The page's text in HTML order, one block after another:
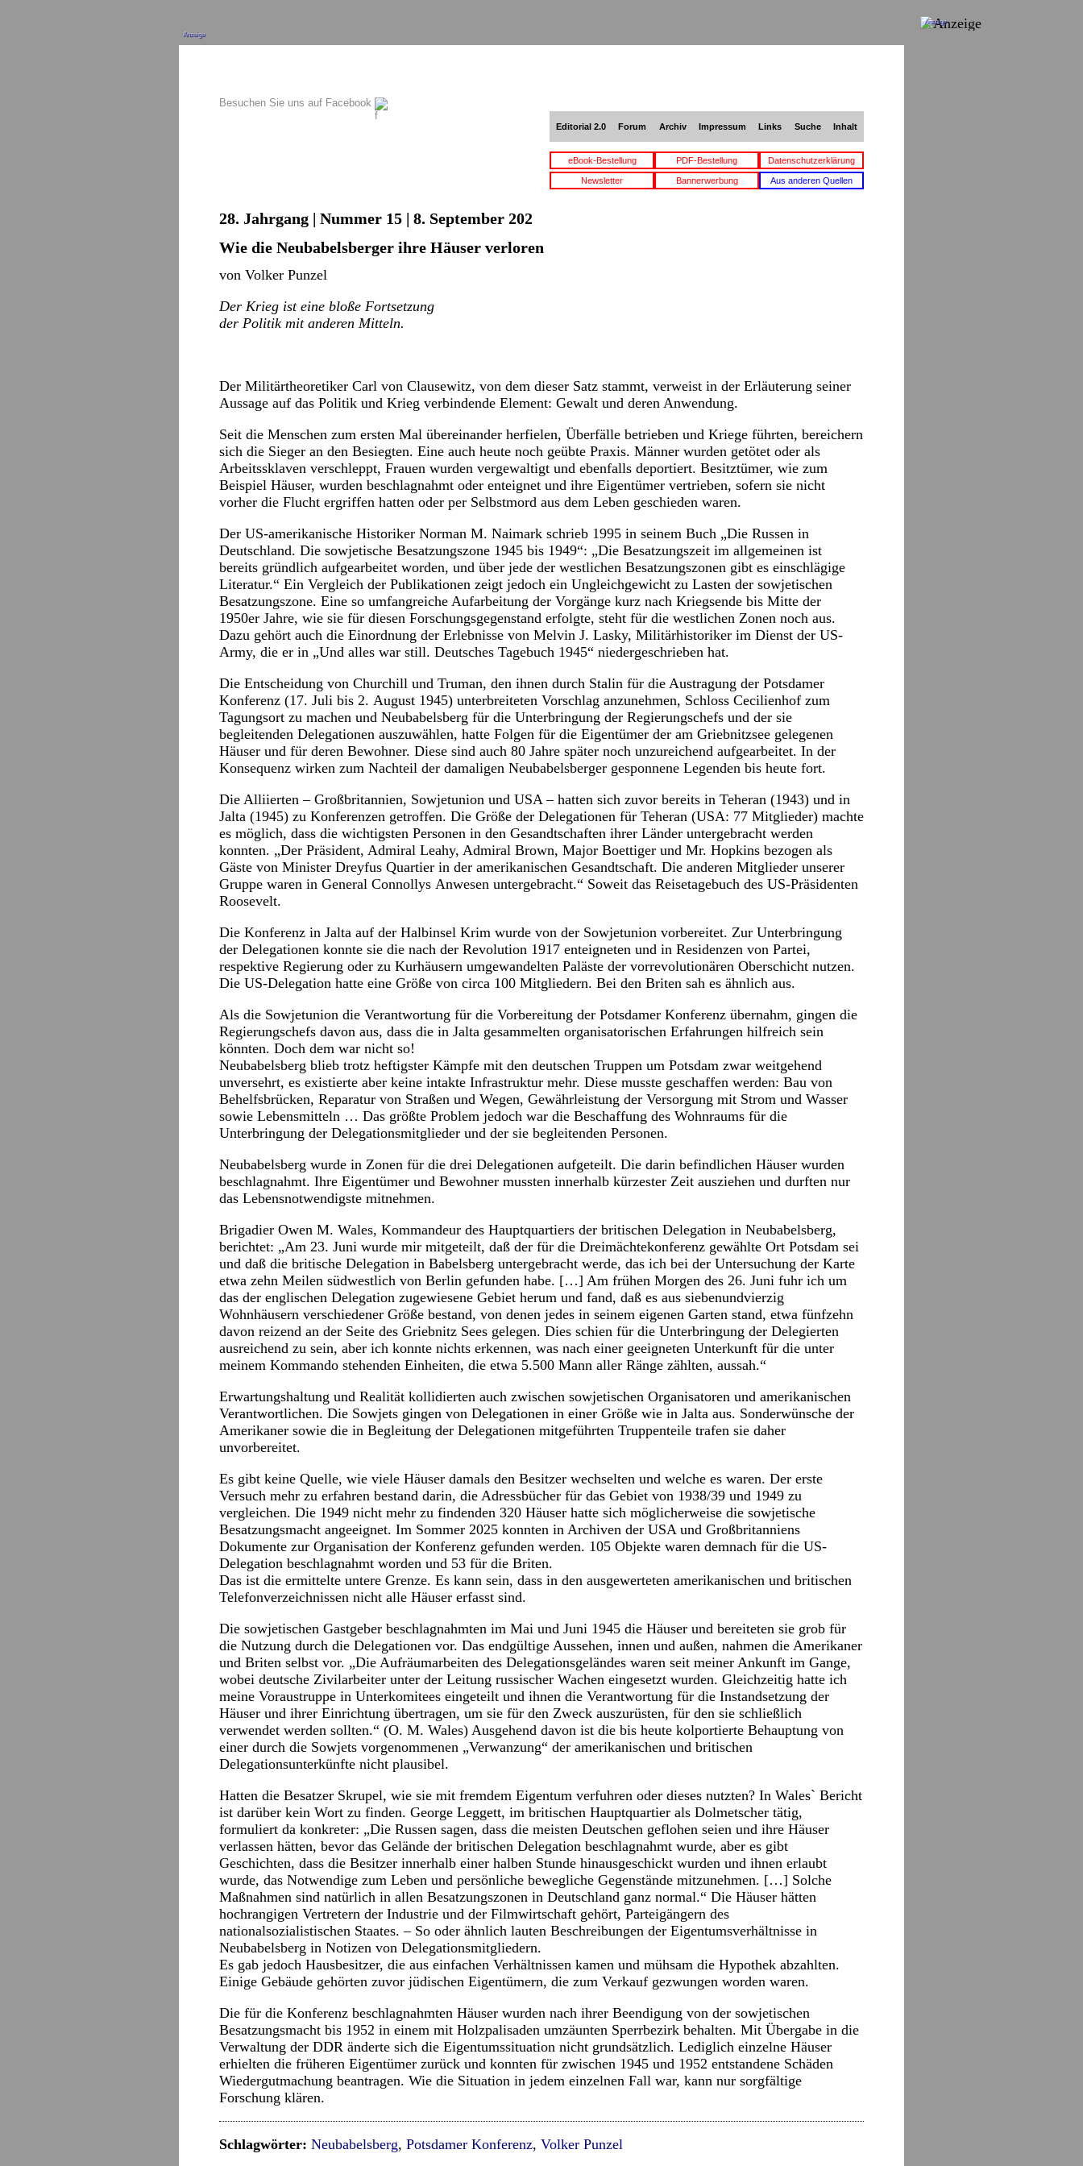
Anzeige
Besuchen Sie uns auf Facebook
Editorial 2.0 Forum Archiv Impressum Links Suche Inhalt
eBook-Bestellung PDF-Bestellung Datenschutzerklärung
Newsletter Bannerwerbung Aus anderen Quellen
28. Jahrgang | Nummer 15 | 8. September 202
Wie die Neubabelsberger ihre Häuser verloren
von Volker Punzel
Der Krieg ist eine bloße Fortsetzung
der Politik mit anderen Mitteln.
Der Militärtheoretiker Carl von Clausewitz, von dem dieser Satz stammt, verweist in der Erläuterung seiner
Aussage auf das Politik und Krieg verbindende Element: Gewalt und deren Anwendung.
Seit die Menschen zum ersten Mal übereinander herfielen, Überfälle betrieben und Kriege führten, bereichern
sich die Sieger an den Besiegten. Eine auch heute noch geübte Praxis. Männer wurden getötet oder als
Arbeitssklaven verschleppt, Frauen wurden vergewaltigt und ebenfalls deportiert. Besitztümer, wie zum
Beispiel Häuser, wurden beschlagnahmt oder enteignet und ihre Eigentümer vertrieben, sofern sie nicht
vorher die Flucht ergriffen hatten oder per Selbstmord aus dem Leben geschieden waren.
Der US-amerikanische Historiker Norman M. Naimark schrieb 1995 in seinem Buch „Die Russen in
Deutschland. Die sowjetische Besatzungszone 1945 bis 1949“: „Die Besatzungszeit im allgemeinen ist
bereits gründlich aufgearbeitet worden, und über jede der westlichen Besatzungszonen gibt es einschlägige
Literatur.“ Ein Vergleich der Publikationen zeigt jedoch ein Ungleichgewicht zu Lasten der sowjetischen
Besatzungszone. Eine so umfangreiche Aufarbeitung der Vorgänge kurz nach Kriegsende bis Mitte der
1950er Jahre, wie sie für diesen Forschungsgegenstand erfolgte, steht für die westlichen Zonen noch aus.
Dazu gehört auch die Einordnung der Erlebnisse von Melvin J. Lasky, Militärhistoriker im Dienst der US-
Army, die er in „Und alles war still. Deutsches Tagebuch 1945“ niedergeschrieben hat.
Die Entscheidung von Churchill und Truman, den ihnen durch Stalin für die Austragung der Potsdamer
Konferenz (17. Juli bis 2. August 1945) unterbreiteten Vorschlag anzunehmen, Schloss Cecilienhof zum
Tagungsort zu machen und Neubabelsberg für die Unterbringung der Regierungschefs und der sie
begleitenden Delegationen auszuwählen, hatte Folgen für die Eigentümer der am Griebnitzsee gelegenen
Häuser und für deren Bewohner. Diese sind auch 80 Jahre später noch unzureichend aufgearbeitet. In der
Konsequenz wirken zum Nachteil der damaligen Neubabelsberger gesponnene Legenden bis heute fort.
Die Alliierten – Großbritannien, Sowjetunion und USA – hatten sich zuvor bereits in Teheran (1943) und in
Jalta (1945) zu Konferenzen getroffen. Die Größe der Delegationen für Teheran (USA: 77 Mitglieder) machte
es möglich, dass die wichtigsten Personen in den Gesandtschaften ihrer Länder untergebracht werden
konnten. „Der Präsident, Admiral Leahy, Admiral Brown, Major Boettiger und Mr. Hopkins bezogen als
Gäste von Minister Dreyfus Quartier in der amerikanischen Gesandtschaft. Die anderen Mitglieder unserer
Gruppe waren in General Connollys Anwesen untergebracht.“ Soweit das Reisetagebuch des US-Präsidenten
Roosevelt.
Die Konferenz in Jalta auf der Halbinsel Krim wurde von der Sowjetunion vorbereitet. Zur Unterbringung
der Delegationen konnte sie die nach der Revolution 1917 enteigneten und in Residenzen von Partei,
respektive Regierung oder zu Kurhäusern umgewandelten Paläste der vorrevolutionären Oberschicht nutzen.
Die US-Delegation hatte eine Größe von circa 100 Mitgliedern. Bei den Briten sah es ähnlich aus.
Als die Sowjetunion die Verantwortung für die Vorbereitung der Potsdamer Konferenz übernahm, gingen die
Regierungschefs davon aus, dass die in Jalta gesammelten organisatorischen Erfahrungen hilfreich sein
könnten. Doch dem war nicht so!
Neubabelsberg blieb trotz heftigster Kämpfe mit den deutschen Truppen um Potsdam zwar weitgehend
unversehrt, es existierte aber keine intakte Infrastruktur mehr. Diese musste geschaffen werden: Bau von
Behelfsbrücken, Reparatur von Straßen und Wegen, Gewährleistung der Versorgung mit Strom und Wasser
sowie Lebensmitteln … Das größte Problem jedoch war die Beschaffung des Wohnraums für die
Unterbringung der Delegationsmitglieder und der sie begleitenden Personen.
Neubabelsberg wurde in Zonen für die drei Delegationen aufgeteilt. Die darin befindlichen Häuser wurden
beschlagnahmt. Ihre Eigentümer und Bewohner mussten innerhalb kürzester Zeit ausziehen und durften nur
das Lebensnotwendigste mitnehmen.
Brigadier Owen M. Wales, Kommandeur des Hauptquartiers der britischen Delegation in Neubabelsberg,
berichtet: „Am 23. Juni wurde mir mitgeteilt, daß der für die Dreimächtekonferenz gewählte Ort Potsdam sei
und daß die britische Delegation in Babelsberg untergebracht werde, das ich bei der Untersuchung der Karte
etwa zehn Meilen südwestlich von Berlin gefunden habe. […] Am frühen Morgen des 26. Juni fuhr ich um
das der englischen Delegation zugewiesene Gebiet herum und fand, daß es aus siebenundvierzig
Wohnhäusern verschiedener Größe bestand, von denen jedes in seinem eigenen Garten stand, etwa fünfzehn
davon reizend an der Seite des Griebnitz Sees gelegen. Dies schien für die Unterbringung der Delegierten
ausreichend zu sein, aber ich konnte nichts erkennen, was nach einer geeigneten Unterkunft für die unter
meinem Kommando stehenden Einheiten, die etwa 5.500 Mann aller Ränge zählten, aussah.“
Erwartungshaltung und Realität kollidierten auch zwischen sowjetischen Organisatoren und amerikanischen
Verantwortlichen. Die Sowjets gingen von Delegationen in einer Größe wie in Jalta aus. Sonderwünsche der
Amerikaner sowie die in Begleitung der Delegationen mitgeführten Truppenteile trafen sie daher
unvorbereitet.
Es gibt keine Quelle, wie viele Häuser damals den Besitzer wechselten und welche es waren. Der erste
Versuch mehr zu erfahren bestand darin, die Adressbücher für das Gebiet von 1938/39 und 1949 zu
vergleichen. Die 1949 nicht mehr zu findenden 320 Häuser hatte sich möglicherweise die sowjetische
Besatzungsmacht angeeignet. Im Sommer 2025 konnten in Archiven der USA und Großbritanniens
Dokumente zur Organisation der Konferenz gefunden werden. 105 Objekte waren demnach für die US-
Delegation beschlagnahmt worden und 53 für die Briten.
Das ist die ermittelte untere Grenze. Es kann sein, dass in den ausgewerteten amerikanischen und britischen
Telefonverzeichnissen nicht alle Häuser erfasst sind.
Die sowjetischen Gastgeber beschlagnahmten im Mai und Juni 1945 die Häuser und bereiteten sie grob für
die Nutzung durch die Delegationen vor. Das endgültige Aussehen, innen und außen, nahmen die Amerikaner
und Briten selbst vor. „Die Aufräumarbeiten des Delegationsgeländes waren seit meiner Ankunft im Gange,
wobei deutsche Zivilarbeiter unter der Leitung russischer Wachen eingesetzt wurden. Gleichzeitig hatte ich
meine Voraustruppe in Unterkomitees eingeteilt und ihnen die Verantwortung für die Instandsetzung der
Häuser und ihrer Einrichtung übertragen, um sie für den Zweck auszurüsten, für den sie schließlich
verwendet werden sollten.“ (O. M. Wales) Ausgehend davon ist die bis heute kolportierte Behauptung von
einer durch die Sowjets vorgenommenen „Verwanzung“ der amerikanischen und britischen
Delegationsunterkünfte nicht plausibel.
Hatten die Besatzer Skrupel, wie sie mit fremdem Eigentum verfuhren oder dieses nutzten? In Wales` Bericht
ist darüber kein Wort zu finden. George Leggett, im britischen Hauptquartier als Dolmetscher tätig,
formuliert da konkreter: „Die Russen sagen, dass die meisten Deutschen geflohen seien und ihre Häuser
verlassen hätten, bevor das Gelände der britischen Delegation beschlagnahmt wurde, aber es gibt
Geschichten, dass die Besitzer innerhalb einer halben Stunde hinausgeschickt wurden und ihnen erlaubt
wurde, das Notwendige zum Leben und persönliche bewegliche Gegenstände mitzunehmen. […] Solche
Maßnahmen sind natürlich in allen Besatzungszonen in Deutschland ganz normal.“ Die Häuser hätten
hochrangigen Vertretern der Industrie und der Filmwirtschaft gehört, Parteigängern des
nationalsozialistischen Staates. – So oder ähnlich lauten Beschreibungen der Eigentumsverhältnisse in
Neubabelsberg in Notizen von Delegationsmitgliedern.
Es gab jedoch Hausbesitzer, die aus einfachen Verhältnissen kamen und mühsam die Hypothek abzahlten.
Einige Gebäude gehörten zuvor jüdischen Eigentümern, die zum Verkauf gezwungen worden waren.
Die für die Konferenz beschlagnahmten Häuser wurden nach ihrer Beendigung von der sowjetischen
Besatzungsmacht bis 1952 in einem mit Holzpalisaden umzäunten Sperrbezirk behalten. Mit Übergabe in die
Verwaltung der DDR änderte sich die Eigentumssituation nicht grundsätzlich. Lediglich einzelne Häuser
erhielten die früheren Eigentümer zurück und konnten für zwischen 1945 und 1952 entstandene Schäden
Wiedergutmachung beantragen. Wie die Situation in jedem einzelnen Fall war, kann nur sorgfältige
Forschung klären.
Schlagwörter: Neubabelsberg, Potsdamer Konferenz, Volker Punzel
Anzeige